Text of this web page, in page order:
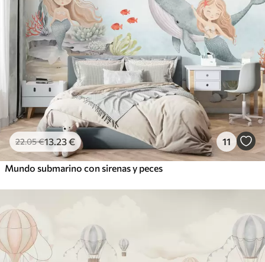
22.05€13 .23€ 11
Mundo submarino con sirenas y peces